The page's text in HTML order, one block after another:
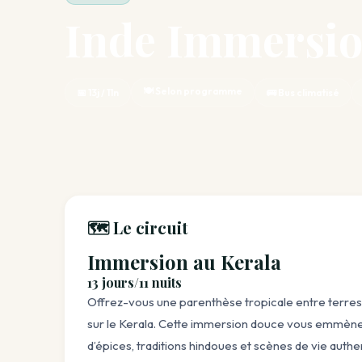
🗺️ Le circuit
Immersion au Kerala
13 jours/11 nuits
Offrez-vous une parenthèse tropicale entre
sur le Kerala. Cette immersion douce vous
d’épices, traditions hindoues et scènes de vie